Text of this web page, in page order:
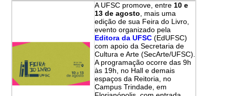
A UFSC promove, entre 10 e
13 de agosto , mais uma
edição de sua Feira do Livro,
evento organizado pela
Editora da UFSC (EdUFSC)
com apoio da Secretaria de
Cultura e Arte (SecArte/UFSC).
A programação ocorre das 9h
às 19h, no Hall e demais
espaços da Reitoria, no
Campus Trindade, em